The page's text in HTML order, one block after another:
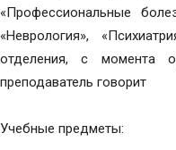
«Профессиональные
«Неврология»,
отделения, с момента
преподаватель говорит
Учебные предметы: